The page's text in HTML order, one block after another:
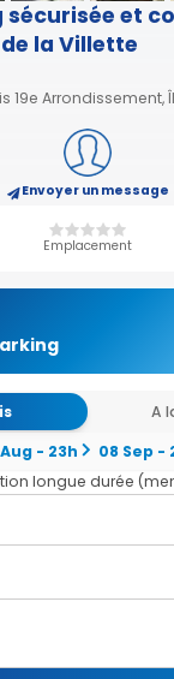
sécurisée et
la Villette
19e
Envoyer un message
Emplacement
A
- 23h
08 Sep -
longue durée